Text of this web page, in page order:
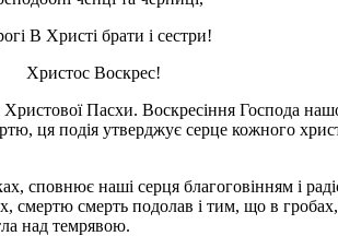
В Христі брати і сестри!
Христос Воскрес!
Пасхи. Воскресіння Господа
подія утверджує серце кожного
сповнює наші серця благоговінням і
смертю смерть подолав і тим, що в
над темрявою.